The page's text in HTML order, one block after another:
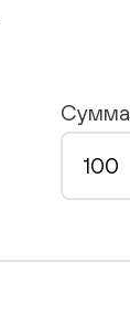
Сумма